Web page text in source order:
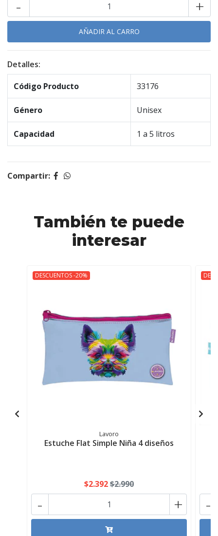
+
-
Detalles:
Código Producto 33176
Género Unisex
Capacidad 1 a 5 litros
Compartir:
También te puede
interesar
DESCUENTOS -20%
Lavoro
Estuche Flat Simple Niña 4 diseños
$2.392$2.990
+
- -